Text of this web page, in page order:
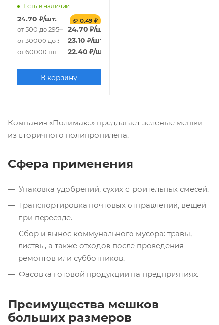
Есть в наличии
24.70 ₽/шт. 0.49 ₽
от 500 до 29500 шт.
24.70 ₽/шт.
от 30000 до 59500 шт.
23.10 ₽/шт.
от 60000 шт. 22.40 ₽/шт.
В корзину
Компания «Полимакс» предлагает зеленые мешки
из вторичного полипропилена.
Сфера применения
Упаковка удобрений, сухих строительных смесей.
Транспортировка почтовых отправлений, вещей
при переезде.
Сбор и вынос коммунального мусора: травы,
листвы, а также отходов после проведения
ремонтов или субботников.
Фасовка готовой продукции на предприятиях.
Преимущества мешков
больших размеров